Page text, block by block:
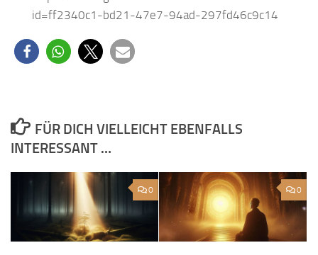
id=ff2340c1-bd21-47e7-94ad-297fd46c9c14
FÜR DICH VIELLEICHT EBENFALLS
INTERESSANT …
0 0